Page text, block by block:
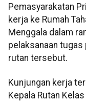
Pemasyarakatan
kerja ke Rumah
Menggala dalam
pelaksanaan tugas
rutan tersebut.
Kunjungan kerja
Kepala Rutan